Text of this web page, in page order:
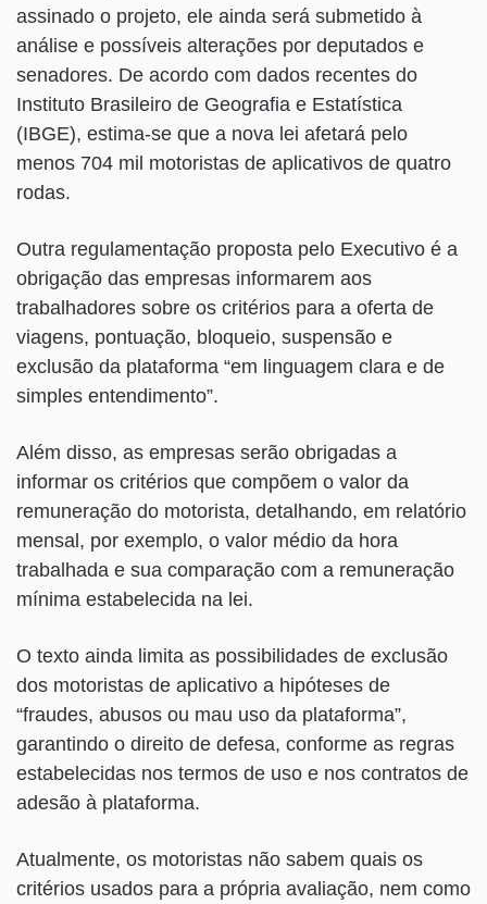
assinado o projeto, ele ainda será submetido à
análise e possíveis alterações por deputados e
senadores. De acordo com dados recentes do
Instituto Brasileiro de Geografia e Estatística
(IBGE), estima-se que a nova lei afetará pelo
menos 704 mil motoristas de aplicativos de quatro
rodas.
Outra regulamentação proposta pelo Executivo é a
obrigação das empresas informarem aos
trabalhadores sobre os critérios para a oferta de
viagens, pontuação, bloqueio, suspensão e
exclusão da plataforma “em linguagem clara e de
simples entendimento”.
Além disso, as empresas serão obrigadas a
informar os critérios que compõem o valor da
remuneração do motorista, detalhando, em relatório
mensal, por exemplo, o valor médio da hora
trabalhada e sua comparação com a remuneração
mínima estabelecida na lei.
O texto ainda limita as possibilidades de exclusão
dos motoristas de aplicativo a hipóteses de
“fraudes, abusos ou mau uso da plataforma”,
garantindo o direito de defesa, conforme as regras
estabelecidas nos termos de uso e nos contratos de
adesão à plataforma.
Atualmente, os motoristas não sabem quais os
critérios usados para a própria avaliação, nem como